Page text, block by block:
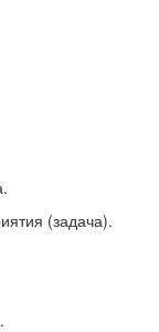
(задача).